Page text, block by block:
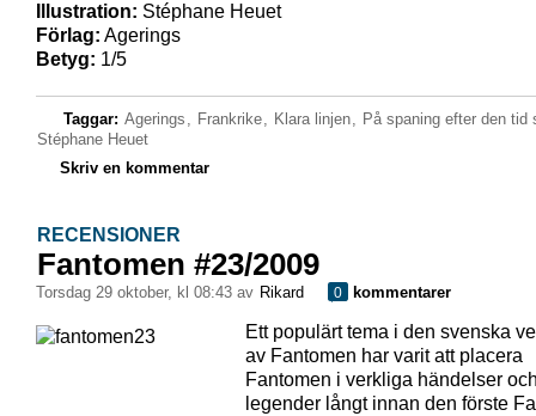
Illustration: Stéphane Heuet
Förlag: Agerings
Betyg: 1/5
Taggar: Agerings , Frankrike, Klara linjen, På spaning efter den tid
Stéphane Heuet
Skriv en kommentar
RECENSIONER
Fantomen #23/2009
torsdag 29 oktober, kl 08:43 av Rikard 0 kommentarer
Ett populärt tema i den svenska
av Fantomen har varit att placera
Fantomen i verkliga händelser
legender långt innan den förste